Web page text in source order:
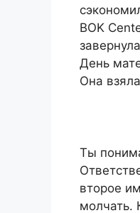
BOK
День
Она
Ты
второе
молчать.